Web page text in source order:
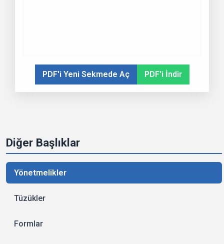
Diğer Başlıklar
Yönetmelikler
Tüzükler
Formlar
PDF'i Yeni Sekmede Aç PDF'i İndir